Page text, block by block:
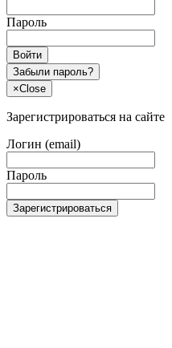
Пароль
Войти
Забыли пароль?
×Close
Зарегистрироваться на сайте
Логин (email)
Пароль
Зарегистрироваться